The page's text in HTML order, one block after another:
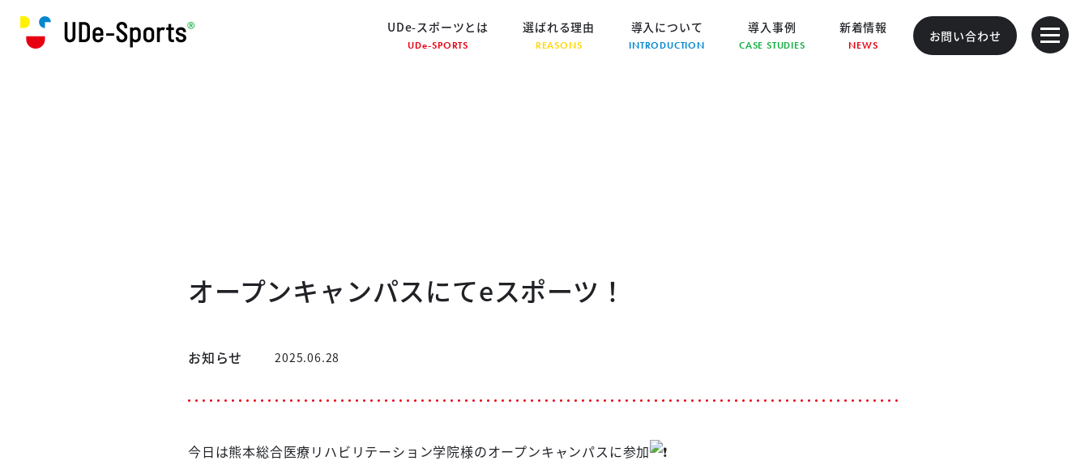
UDe-スポーツとは
UDe-SPORTS
選ばれる理由
REASONS
導入について
INTRODUCTION
導入事例
CASE STUDIES
新着情報
NEWS
お問い合わせ
オープンキャンパスにてeスポーツ！
お知らせ 2025.06.28
今日は熊本総合医療リハビリテーション学院様のオープンキャンパスに参加